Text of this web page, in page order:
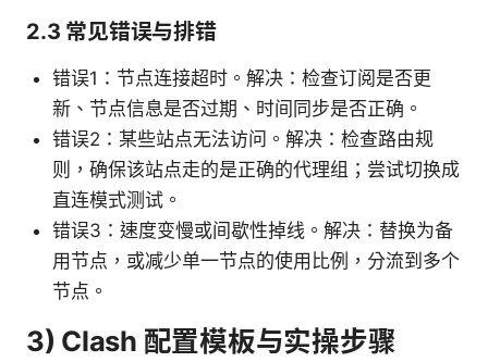
2.3 常见错误与排错
错误1：节点连接超时。解决：检查订阅是否更
新、节点信息是否过期、时间同步是否正确。
错误2：某些站点无法访问。解决：检查路由规
则，确保该站点走的是正确的代理组；尝试切换成
直连模式测试。
错误3：速度变慢或间歇性掉线。解决：替换为备
用节点，或减少单一节点的使用比例，分流到多个
节点。
3) Clash 配置模板与实操步骤